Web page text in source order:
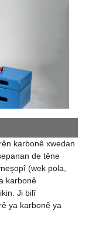
karbonê xwedan
de têne
(wek pola,
karbonê
Ji bilî
ya karbonê ya